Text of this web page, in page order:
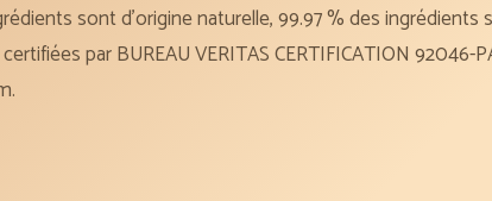
sont d’origine naturelle, 99.97 % des
par BUREAU VERITAS CERTIFICATION 92046-